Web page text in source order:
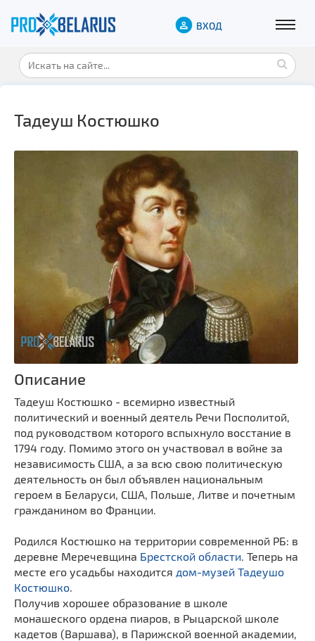
ВХОД
Тадеуш Костюшко
Описание
Тадеуш Костюшко - всемирно известный
политический и военный деятель Речи Посполитой,
под руководством которого вспыхнуло восстание в
1794 году. Помимо этого он участвовал в войне за
независимость США, а за всю свою политическую
деятельность он был объявлен национальным
героем в Беларуси, США, Польше, Литве и почетным
гражданином во Франции.
Родился Костюшко на территории современной РБ: в
деревне Меречевщина Брестской области . Теперь на
месте его усадьбы находится дом-музей Тадеушо
Костюшко
Получив хорошее образование в школе
монашеского ордена пиаров, в Рыцарской школе
кадетов (Варшава), в Парижской военной академии,